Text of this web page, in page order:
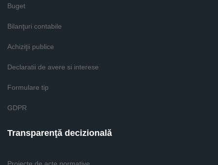
Buget
Bilanţuri contabile
Achiziţii publice
Declaratii de avere si interese
Formulare tip
GDPR
Transparenţă decizională